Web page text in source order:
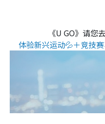
《U GO》请您
体验新兴运动💦＋竞技